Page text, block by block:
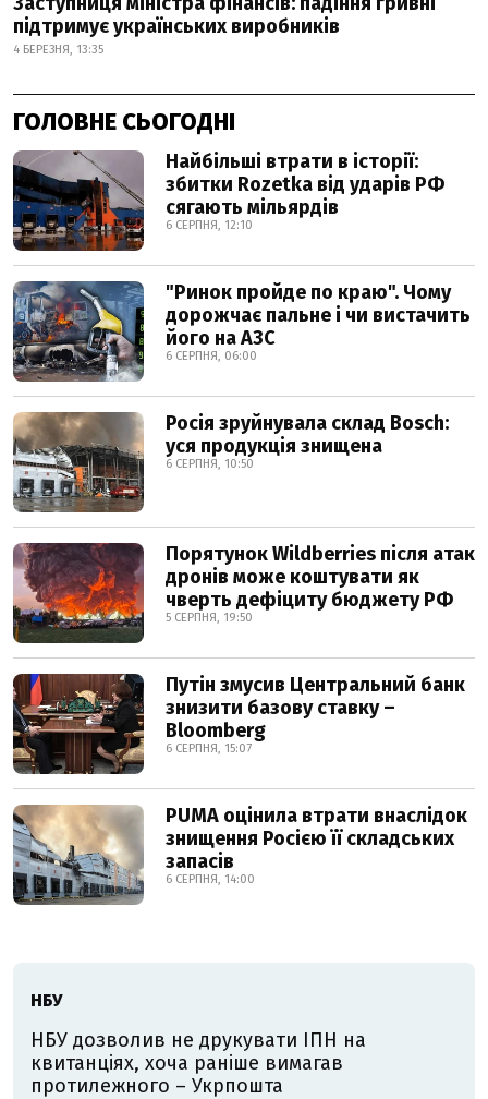
підтримує українських виробників
4 БЕРЕЗНЯ, 13:35
ГОЛОВНЕ СЬОГОДНІ
Найбільші втрати в історії:
збитки Rozetka від ударів РФ
сягають мільярдів
6 СЕРПНЯ, 12:10
"Ринок пройде по краю". Чому
дорожчає пальне і чи вистачить
його на АЗС
6 СЕРПНЯ, 06:00
Росія зруйнувала склад Bosch:
уся продукція знищена
6 СЕРПНЯ, 10:50
Порятунок Wildberries після атак
дронів може коштувати як
чверть дефіциту бюджету РФ
5 СЕРПНЯ, 19:50
Путін змусив Центральний банк
знизити базову ставку –
Bloomberg
6 СЕРПНЯ, 15:07
PUMA оцінила втрати внаслідок
знищення Росією її складських
запасів
6 СЕРПНЯ, 14:00
НБУ
НБУ дозволив не друкувати ІПН на
квитанціях, хоча раніше вимагав
протилежного – Укрпошта